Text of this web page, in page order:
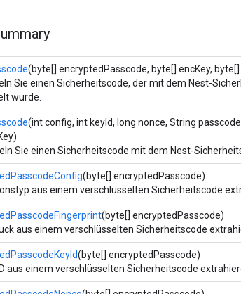
(byte[] encryptedPasscode, byte[] encKey,
Sie einen Sicherheitscode, der mit dem Nest-
wurde.
(int config, int keyId, long nonce, String
Sie einen Sicherheitscode mit dem Nest-
(byte[] encryptedPasscode)
aus einem verschlüsselten Sicherheitscode
(byte[] encryptedPasscode)
aus einem verschlüsselten Sicherheitscode
(byte[] encryptedPasscode)
aus einem verschlüsselten Sicherheitscode